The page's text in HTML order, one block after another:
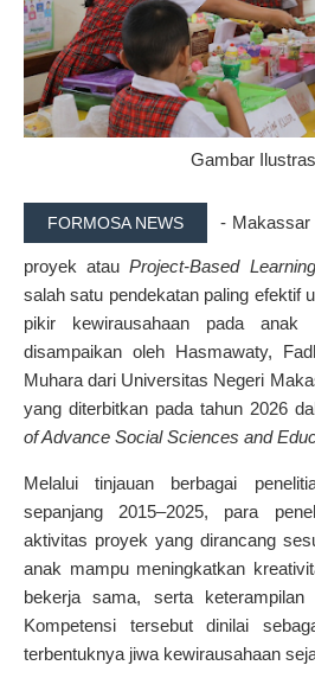
Gambar
FORMOSA NEWS - Makassar
proyek atauProject-Based Learning
salah satu pendekatan paling efektif
pikir kewirausahaan pada
disampaikan oleh Hasmawaty,
Muhara dari Universitas Negeri
yang diterbitkan pada tahun 2026
of Advance Social Sciences and
Melalui tinjauan berbagai
sepanjang 2015–2025, para
aktivitas proyek yang dirancang
anak mampu meningkatkan
bekerja sama, serta keterampilan
Kompetensi tersebut dinilai
terbentuknya jiwa kewirausahaan